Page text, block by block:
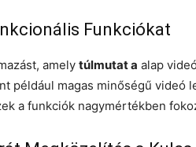
Funkciókat
amely túlmutat a alap
például magas minőségű videó
a funkciók nagymértékben